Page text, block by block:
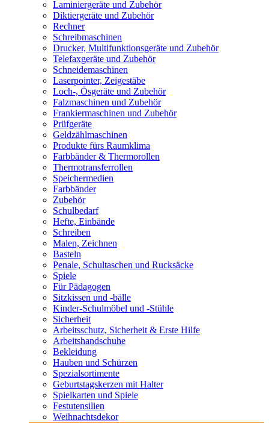
Laminiergeräte und Zubehör
Diktiergeräte und Zubehör
Rechner
Schreibmaschinen
Drucker, Multifunktionsgeräte und Zubehör
Telefaxgeräte und Zubehör
Schneidemaschinen
Laserpointer, Zeigestäbe
Loch-, Ösgeräte und Zubehör
Falzmaschinen und Zubehör
Frankiermaschinen und Zubehör
Prüfgeräte
Geldzählmaschinen
Produkte fürs Raumklima
Farbbänder & Thermorollen
Thermotransferrollen
Speichermedien
Farbbänder
Zubehör
Schulbedarf
Hefte, Einbände
Schreiben
Malen, Zeichnen
Basteln
Penale, Schultaschen und Rucksäcke
Spiele
Für Pädagogen
Sitzkissen und -bälle
Kinder-Schulmöbel und -Stühle
Sicherheit
Arbeitsschutz, Sicherheit & Erste Hilfe
Arbeitshandschuhe
Bekleidung
Hauben und Schürzen
Spezialsortimente
Geburtstagskerzen mit Halter
Spielkarten und Spiele
Festutensilien
Weihnachtsdekor